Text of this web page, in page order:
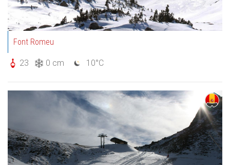
Font Romeu
23 0 cm 10°C